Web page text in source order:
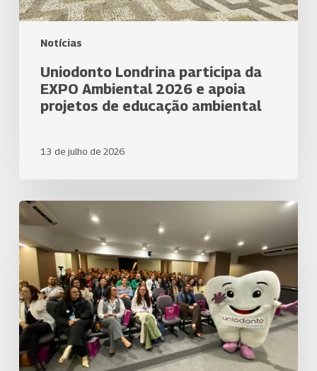
Notícias
educação
Uniodonto Londrina participa da
EXPO Ambiental 2026 e apoia
projetos de educação ambiental
13 de julho de 2026
Uniodonto
Londrina
e
parceiros
elebram
o
Dia
do
RH
com
o